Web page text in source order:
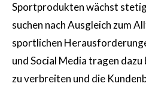
Sportprodukten wächst
suchen nach Ausgleich zum
sportlichen
und Social Media tragen dazu
zu verbreiten und die